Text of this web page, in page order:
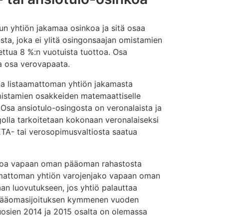
yhtiön jakamaa osinkoa ja sitä osaa
joka ei ylitä osingonsaajan omistamien
8 %:n vuotuista tuottoa. Osa
osa verovapaata.
listaamattoman yhtiön jakamasta
osakkeiden matemaattiselle
ansiotulo-osingosta on veronalaista ja
tarkoitetaan kokonaan veronalaiseksi
tai verosopimusvaltiosta saatua
vapaan oman pääoman rahastosta
yhtiön varojenjako vapaan oman
luovutukseen, jos yhtiö palauttaa
kymmenen vuoden
2014 ja 2015 osalta on olemassa